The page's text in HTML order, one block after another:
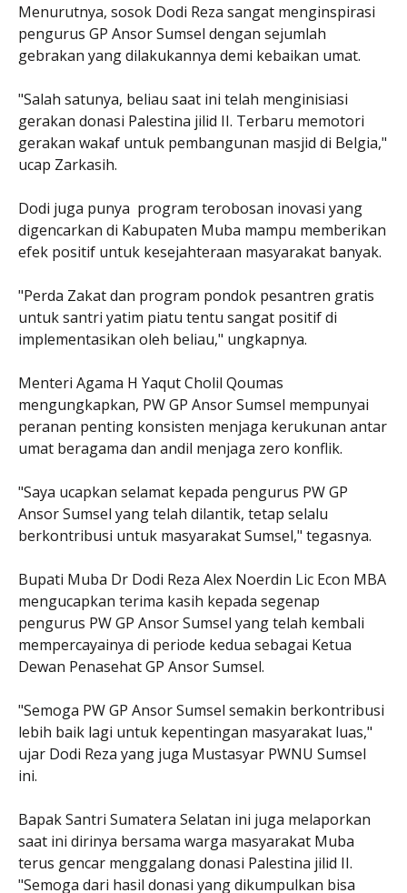
Menurutnya, sosok Dodi Reza sangat menginspirasi
pengurus GP Ansor Sumsel dengan sejumlah
gebrakan yang dilakukannya demi kebaikan umat.
"Salah satunya, beliau saat ini telah menginisiasi
gerakan donasi Palestina jilid II. Terbaru memotori
gerakan wakaf untuk pembangunan masjid di Belgia,"
ucap Zarkasih.
Dodi juga punya program terobosan inovasi yang
digencarkan di Kabupaten Muba mampu memberikan
efek positif untuk kesejahteraan masyarakat banyak.
"Perda Zakat dan program pondok pesantren gratis
untuk santri yatim piatu tentu sangat positif di
implementasikan oleh beliau," ungkapnya.
Menteri Agama H Yaqut Cholil Qoumas
mengungkapkan, PW GP Ansor Sumsel mempunyai
peranan penting konsisten menjaga kerukunan antar
umat beragama dan andil menjaga zero konflik.
"Saya ucapkan selamat kepada pengurus PW GP
Ansor Sumsel yang telah dilantik, tetap selalu
berkontribusi untuk masyarakat Sumsel," tegasnya.
Bupati Muba Dr Dodi Reza Alex Noerdin Lic Econ MBA
mengucapkan terima kasih kepada segenap
pengurus PW GP Ansor Sumsel yang telah kembali
mempercayainya di periode kedua sebagai Ketua
Dewan Penasehat GP Ansor Sumsel.
"Semoga PW GP Ansor Sumsel semakin berkontribusi
lebih baik lagi untuk kepentingan masyarakat luas,"
ujar Dodi Reza yang juga Mustasyar PWNU Sumsel
ini.
Bapak Santri Sumatera Selatan ini juga melaporkan
saat ini dirinya bersama warga masyarakat Muba
terus gencar menggalang donasi Palestina jilid II.
"Semoga dari hasil donasi yang dikumpulkan bisa